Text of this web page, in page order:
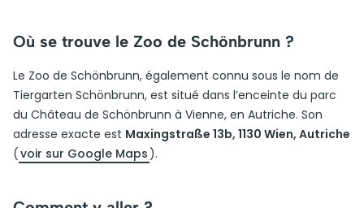
Où se trouve le Zoo de Schönbrunn ?
Le Zoo de Schönbrunn, également connu sous le nom de
Tiergarten Schönbrunn, est situé dans l’enceinte du parc
du Château de Schönbrunn à Vienne, en Autriche. Son
adresse exacte est Maxingstraße 13b, 1130 Wien, Autriche
(voir sur Google Maps ).